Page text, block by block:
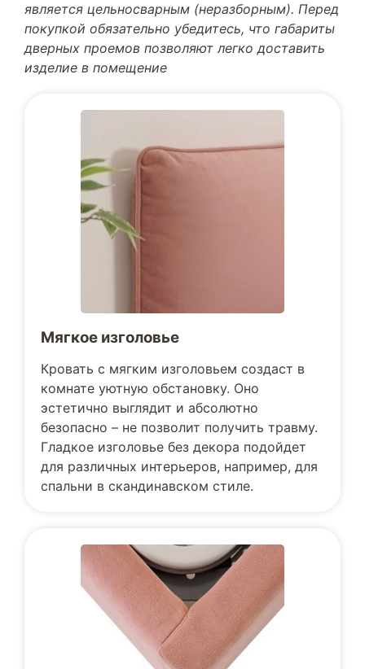
является цельносварным (неразборным). Перед
покупкой обязательно убедитесь, что габариты
дверных проемов позволяют легко доставить
изделие в помещение
Мягкое изголовье
Кровать с мягким изголовьем создаст в
комнате уютную обстановку. Оно
эстетично выглядит и абсолютно
безопасно – не позволит получить травму.
Гладкое изголовье без декора подойдет
для различных интерьеров, например, для
спальни в скандинавском стиле.